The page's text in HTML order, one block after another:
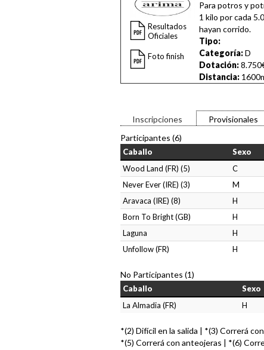
Resultados
Oficiales
Foto finish
Para potros y
1 kilo por cada
hayan corrido.
Tipo:
Categoría:D
Dotación:
Distancia:
Inscripciones Provisionales
Participantes (6)
Caballo Sexo
Wood Land (FR) (5)
C
Never Ever (IRE) (3)
M
Aravaca (IRE) (8)
H
Born To Bright (GB)
H
Laguna
H
Unfollow (FR)
H
No Participantes (1)
Caballo Sexo
La Almadia (FR)
H
*(2) Difícil en la salida | *(3) Correrá
*(5) Correrá con anteojeras | *(6)